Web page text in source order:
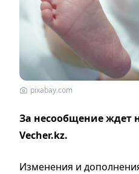
pixabay.com
За несообщение ждет
Vecher.kz.
Изменения и